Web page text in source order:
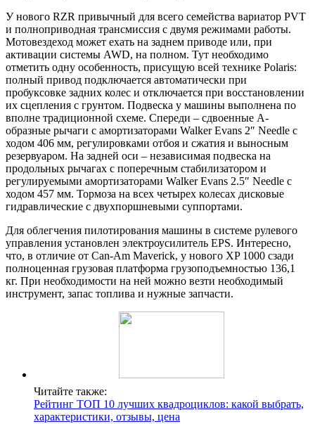
У нового RZR привычный для всего семейства вариатор PVT
и полноприводная трансмиссия с двумя режимами работы.
Мотовездеход может ехать на заднем приводе или, при
активации системы AWD, на полном. Тут необходимо
отметить одну особенность, присущую всей технике Polaris:
полный привод подключается автоматически при
пробуксовке задних колес и отключается при восстановлении
их сцепления с грунтом. Подвеска у машины выполнена по
вполне традиционной схеме. Спереди – сдвоенные A-
образные рычаги с амортизаторами Walker Evans 2″ Needle с
ходом 406 мм, регулировками отбоя и сжатия и выносным
резервуаром. На задней оси – независимая подвеска на
продольных рычагах c поперечным стабилизатором и
регулируемыми амортизаторами Walker Evans 2.5″ Needle с
ходом 457 мм. Тормоза на всех четырех колесах дисковые
гидравлические с двухпоршневыми суппортами.
Для облегчения пилотирования машины в системе рулевого
управления установлен электроусилитель EPS. Интересно,
что, в отличие от Can-Am Maverick, у нового XP 1000 сзади
полноценная грузовая платформа грузоподъемностью 136,1
кг. При необходимости на ней можно везти необходимый
инструмент, запас топлива и нужные запчасти.
Читайте также:
Рейтинг ТОП 10 лучших квадроциклов: какой выбрать,
характеристики, отзывы, цена